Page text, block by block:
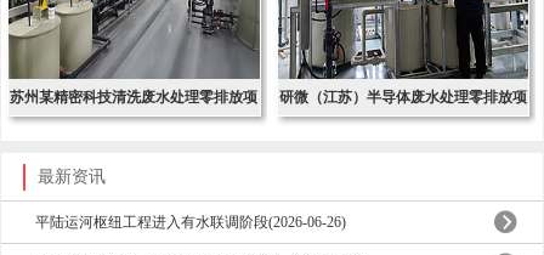
苏州某精密科技清洗废水处理零排放项 研微（江苏）半导体废水处理零排放项
最新资讯
平陆运河枢纽工程进入有水联调阶段(2026-06-26)